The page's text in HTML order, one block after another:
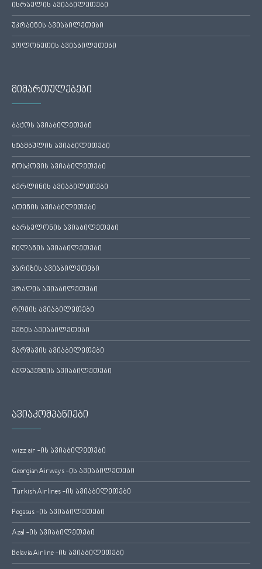
ისრაელის ავიაბილეთები
უკრაინის ავიაბილეთები
პოლონეთის ავიაბილეთები
მიმართულებები
ბაქოს ავიაბილეთები
სტამბულის ავიაბილეთები
მოსკოვის ავიაბილეთები
ბერლინის ავიაბილეთები
ათენის ავიაბილეთები
ბარსელონის ავიაბილეთები
მილანის ავიაბილეთები
პარიზის ავიაბილეთები
პრაღის ავიაბილეთები
რომის ავიაბილეთები
ვენის ავიაბილეთები
ვარშავის ავიაბილეთები
ბუდაპეშტის ავიაბილეთები
ავიაკომპანიები
wizz air -ის ავიაბილეთები
Georgian Airways -ის ავიაბილეთები
Turkish Airlines -ის ავიაბილეთები
Pegasus -ის ავიაბილეთები
Azal -ის ავიაბილეთები
Belavia Airline -ის ავიაბილეთები